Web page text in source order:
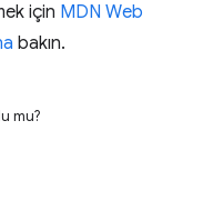
için MDN Web
bakın.
mu?